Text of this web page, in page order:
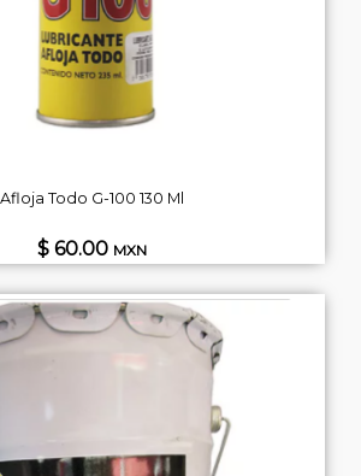
Afloja Todo G-100 130 Ml
$ 60.00 MXN